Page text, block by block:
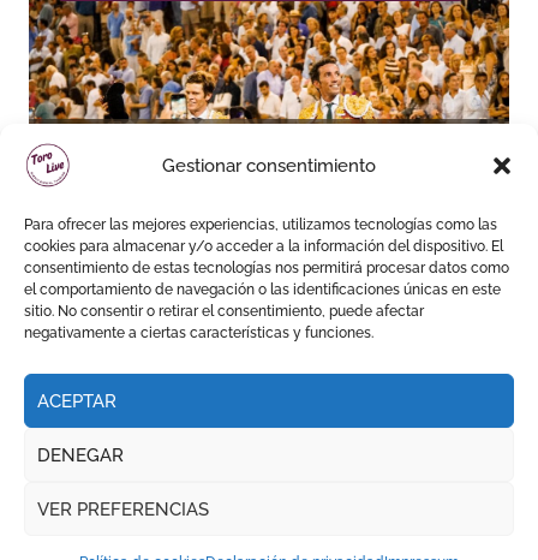
Gestionar consentimiento
Para ofrecer las mejores experiencias, utilizamos tecnologías como las
cookies para almacenar y/o acceder a la información del dispositivo. El
consentimiento de estas tecnologías nos permitirá procesar datos como
el comportamiento de navegación o las identificaciones únicas en este
sitio. No consentir o retirar el consentimiento, puede afectar
negativamente a ciertas características y funciones.
ACEPTAR
DENEGAR
VER PREFERENCIAS
David de Miranda sale a
hombros y Borja Jiménez
firma la faena de mayor
impacto en El Puerto